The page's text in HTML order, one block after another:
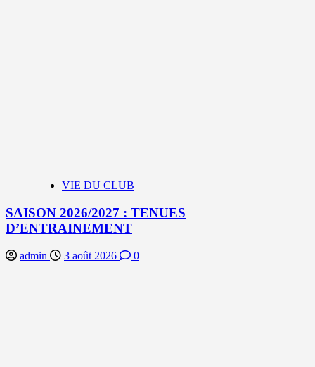
VIE DU CLUB
SAISON 2026/2027 : TENUES
D’ENTRAINEMENT
admin 3 août 2026 0